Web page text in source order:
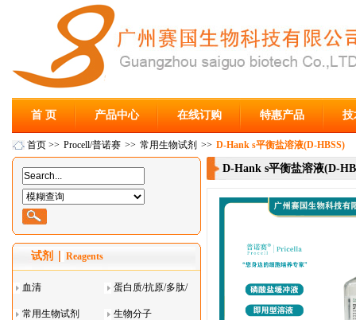
首 页 产品中心 在线订购 特惠产品 技
首页 >> Procell/普诺赛 >> 常用生物试剂 >> D-Hank s平衡盐溶液(D-HBSS)
试剂 Reagents
血清 蛋白质/抗原/多肽/
酶
常用生物试剂 生物分子
D-Hank s平衡盐溶液(D-